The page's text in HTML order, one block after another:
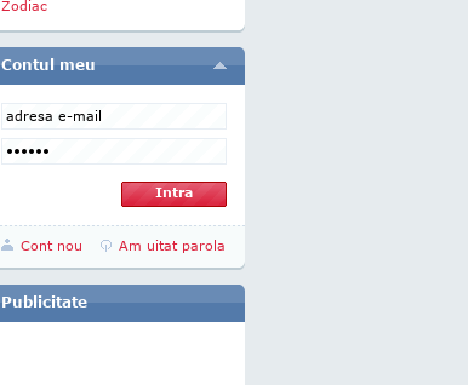
Zodiac
Contul meu
Cont nou Am uitat parola
Publicitate